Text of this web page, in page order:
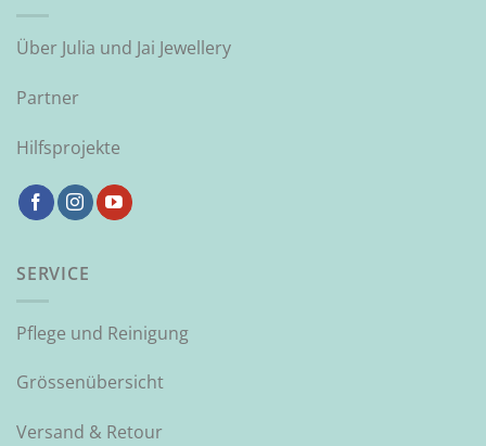
Über Julia und Jai Jewellery
Partner
Hilfsprojekte
SERVICE
Pflege und Reinigung
Grössenübersicht
Versand & Retour